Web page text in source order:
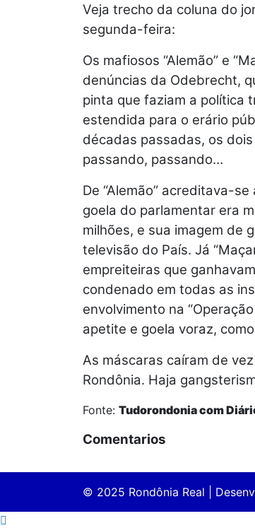
Veja trecho da coluna do
segunda-feira:
Os mafiosos “Alemão” e
denúncias da Odebrecht,
pinta que faziam a política
estendida para o erário
décadas passadas, os
passando, passando…
De “Alemão” acreditava-
goela do parlamentar era
milhões, e sua imagem de
televisão do País. Já
empreiteiras que
condenado em todas as
envolvimento na
apetite e goela voraz,
As máscaras caíram de
Rondônia. Haja
Fonte: Tudorondonia com
Comentarios
© 2025 Rondônia Real |